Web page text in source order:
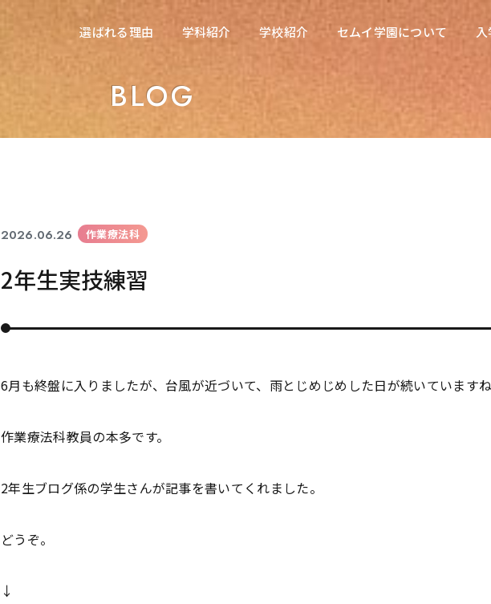
選ばれる理由 学科紹介 学校紹介 セムイ学園について
採用
選ばれる理由 学科紹介 学校紹介
東海医療科学専門学校
東海歯科医療専門学校
東海医療工学専門学校
セムイ学園について
BLOG
2026.06.26 作業療法科
2年生実技練習
6月も終盤に入りましたが、台風が近づいて、雨とじめじめした日が続いていますね
作業療法科教員の本多です。
2年生ブログ係の学生さんが記事を書いてくれました。
どうぞ。
↓